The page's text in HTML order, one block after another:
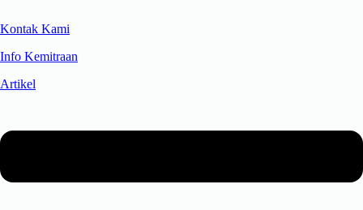
Kontak Kami
Info Kemitraan
Artikel